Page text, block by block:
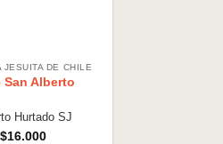
JESUITA DE CHILE
San Alberto
Hurtado SJ
$16.000